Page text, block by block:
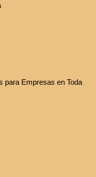
para Empresas en Toda